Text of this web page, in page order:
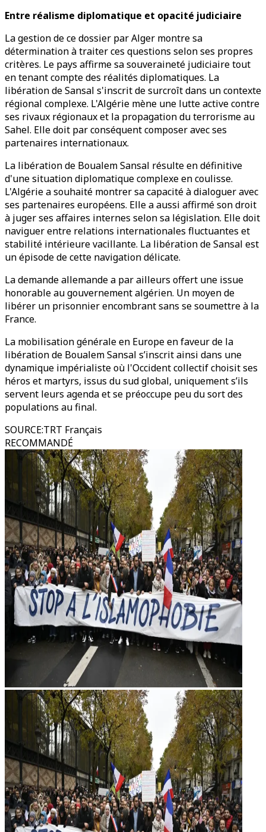
Entre réalisme diplomatique et opacité judiciaire
La gestion de ce dossier par Alger montre sa
détermination à traiter ces questions selon ses propres
critères. Le pays affirme sa souveraineté judiciaire tout
en tenant compte des réalités diplomatiques. La
libération de Sansal s'inscrit de surcroît dans un contexte
régional complexe. L'Algérie mène une lutte active contre
ses rivaux régionaux et la propagation du terrorisme au
Sahel. Elle doit par conséquent composer avec ses
partenaires internationaux.
La libération de Boualem Sansal résulte en définitive
d'une situation diplomatique complexe en coulisse.
L'Algérie a souhaité montrer sa capacité à dialoguer avec
ses partenaires européens. Elle a aussi affirmé son droit
à juger ses affaires internes selon sa législation. Elle doit
naviguer entre relations internationales fluctuantes et
stabilité intérieure vacillante. La libération de Sansal est
un épisode de cette navigation délicate.
La demande allemande a par ailleurs offert une issue
honorable au gouvernement algérien. Un moyen de
libérer un prisonnier encombrant sans se soumettre à la
France.
La mobilisation générale en Europe en faveur de la
libération de Boualem Sansal s’inscrit ainsi dans une
dynamique impérialiste où l'Occident collectif choisit ses
héros et martyrs, issus du sud global, uniquement s’ils
servent leurs agenda et se préoccupe peu du sort des
populations au final.
SOURCE:TRT Français
RECOMMANDÉ